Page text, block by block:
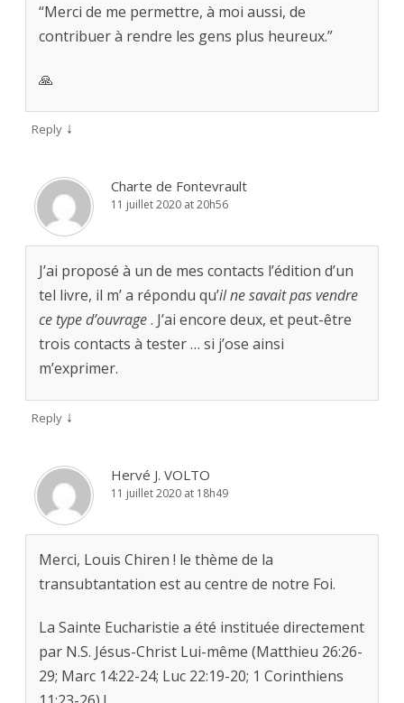
“Merci de me permettre, à moi aussi, de
contribuer à rendre les gens plus heureux.”
🙏
Reply ↓
Charte de Fontevrault
11 juillet 2020 at 20h56
J’ai proposé à un de mes contacts l’édition d’un
tel livre, il m’ a répondu qu’il ne savait pas vendre
ce type d’ouvrage. J’ai encore deux, et peut-être
trois contacts à tester … si j’ose ainsi
m’exprimer.
Reply ↓
Hervé J. VOLTO
11 juillet 2020 at 18h49
Merci, Louis Chiren ! le thème de la
transubtantation est au centre de notre Foi.
La Sainte Eucharistie a été instituée directement
par N.S. Jésus-Christ Lui-même (Matthieu 26:26-
29; Marc 14:22-24; Luc 22:19-20; 1 Corinthiens